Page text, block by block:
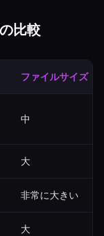
比較
ファイルサイズ
中
大
非常に大きい
大